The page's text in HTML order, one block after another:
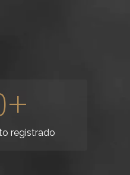
registrado
+